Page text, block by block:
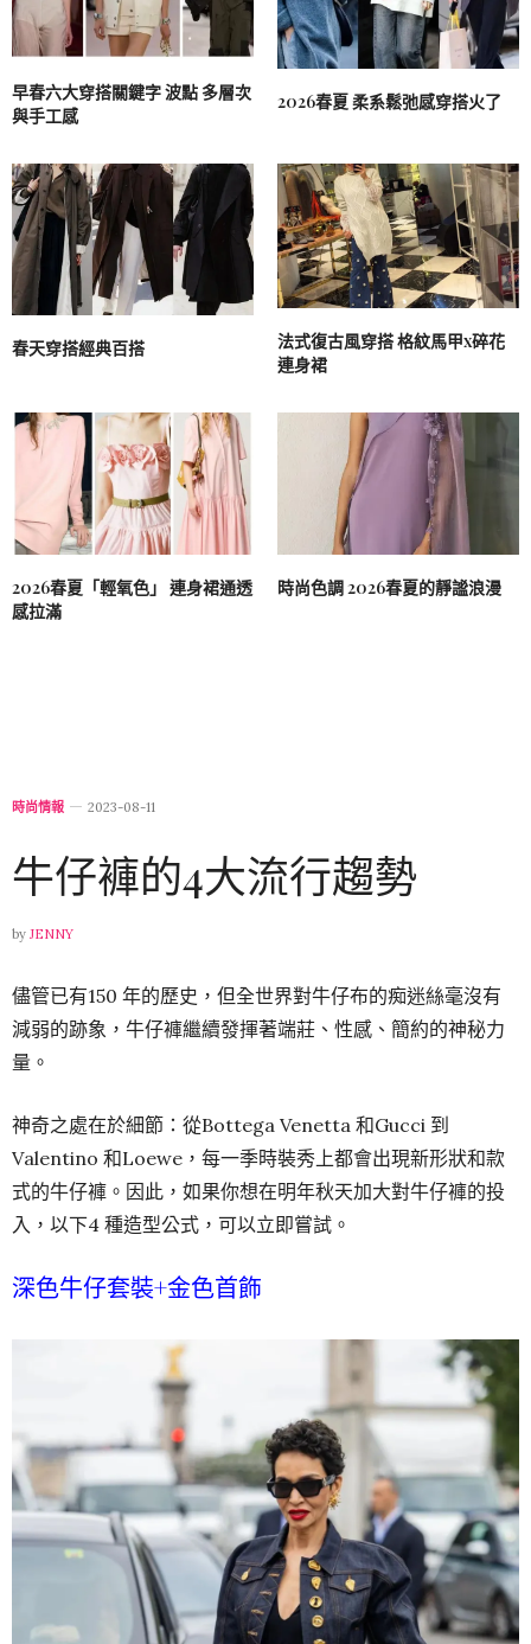
早春六大穿搭關鍵字 波點 多層次
與手工感
2026春夏 柔系鬆弛感穿搭火了
春天穿搭經典百搭
法式復古風穿搭 格紋馬甲x碎花
連身裙
2026春夏「輕氧色」 連身裙通透
感拉滿
時尚色調 2026春夏的靜謐浪漫
時尚情報 2023-08-11
牛仔褲的4大流行趨勢
by JENNY
儘管已有150 年的歷史，但全世界對牛仔布的痴迷絲毫沒有
減弱的跡象，牛仔褲繼續發揮著端莊、性感、簡約的神秘力
量。
神奇之處在於細節：從Bottega Venetta 和Gucci 到
Valentino 和Loewe，每一季時裝秀上都會出現新形狀和款
式的牛仔褲。因此，如果你想在明年秋天加大對牛仔褲的投
入，以下4 種造型公式，可以立即嘗試。
深色牛仔套裝+金色首飾